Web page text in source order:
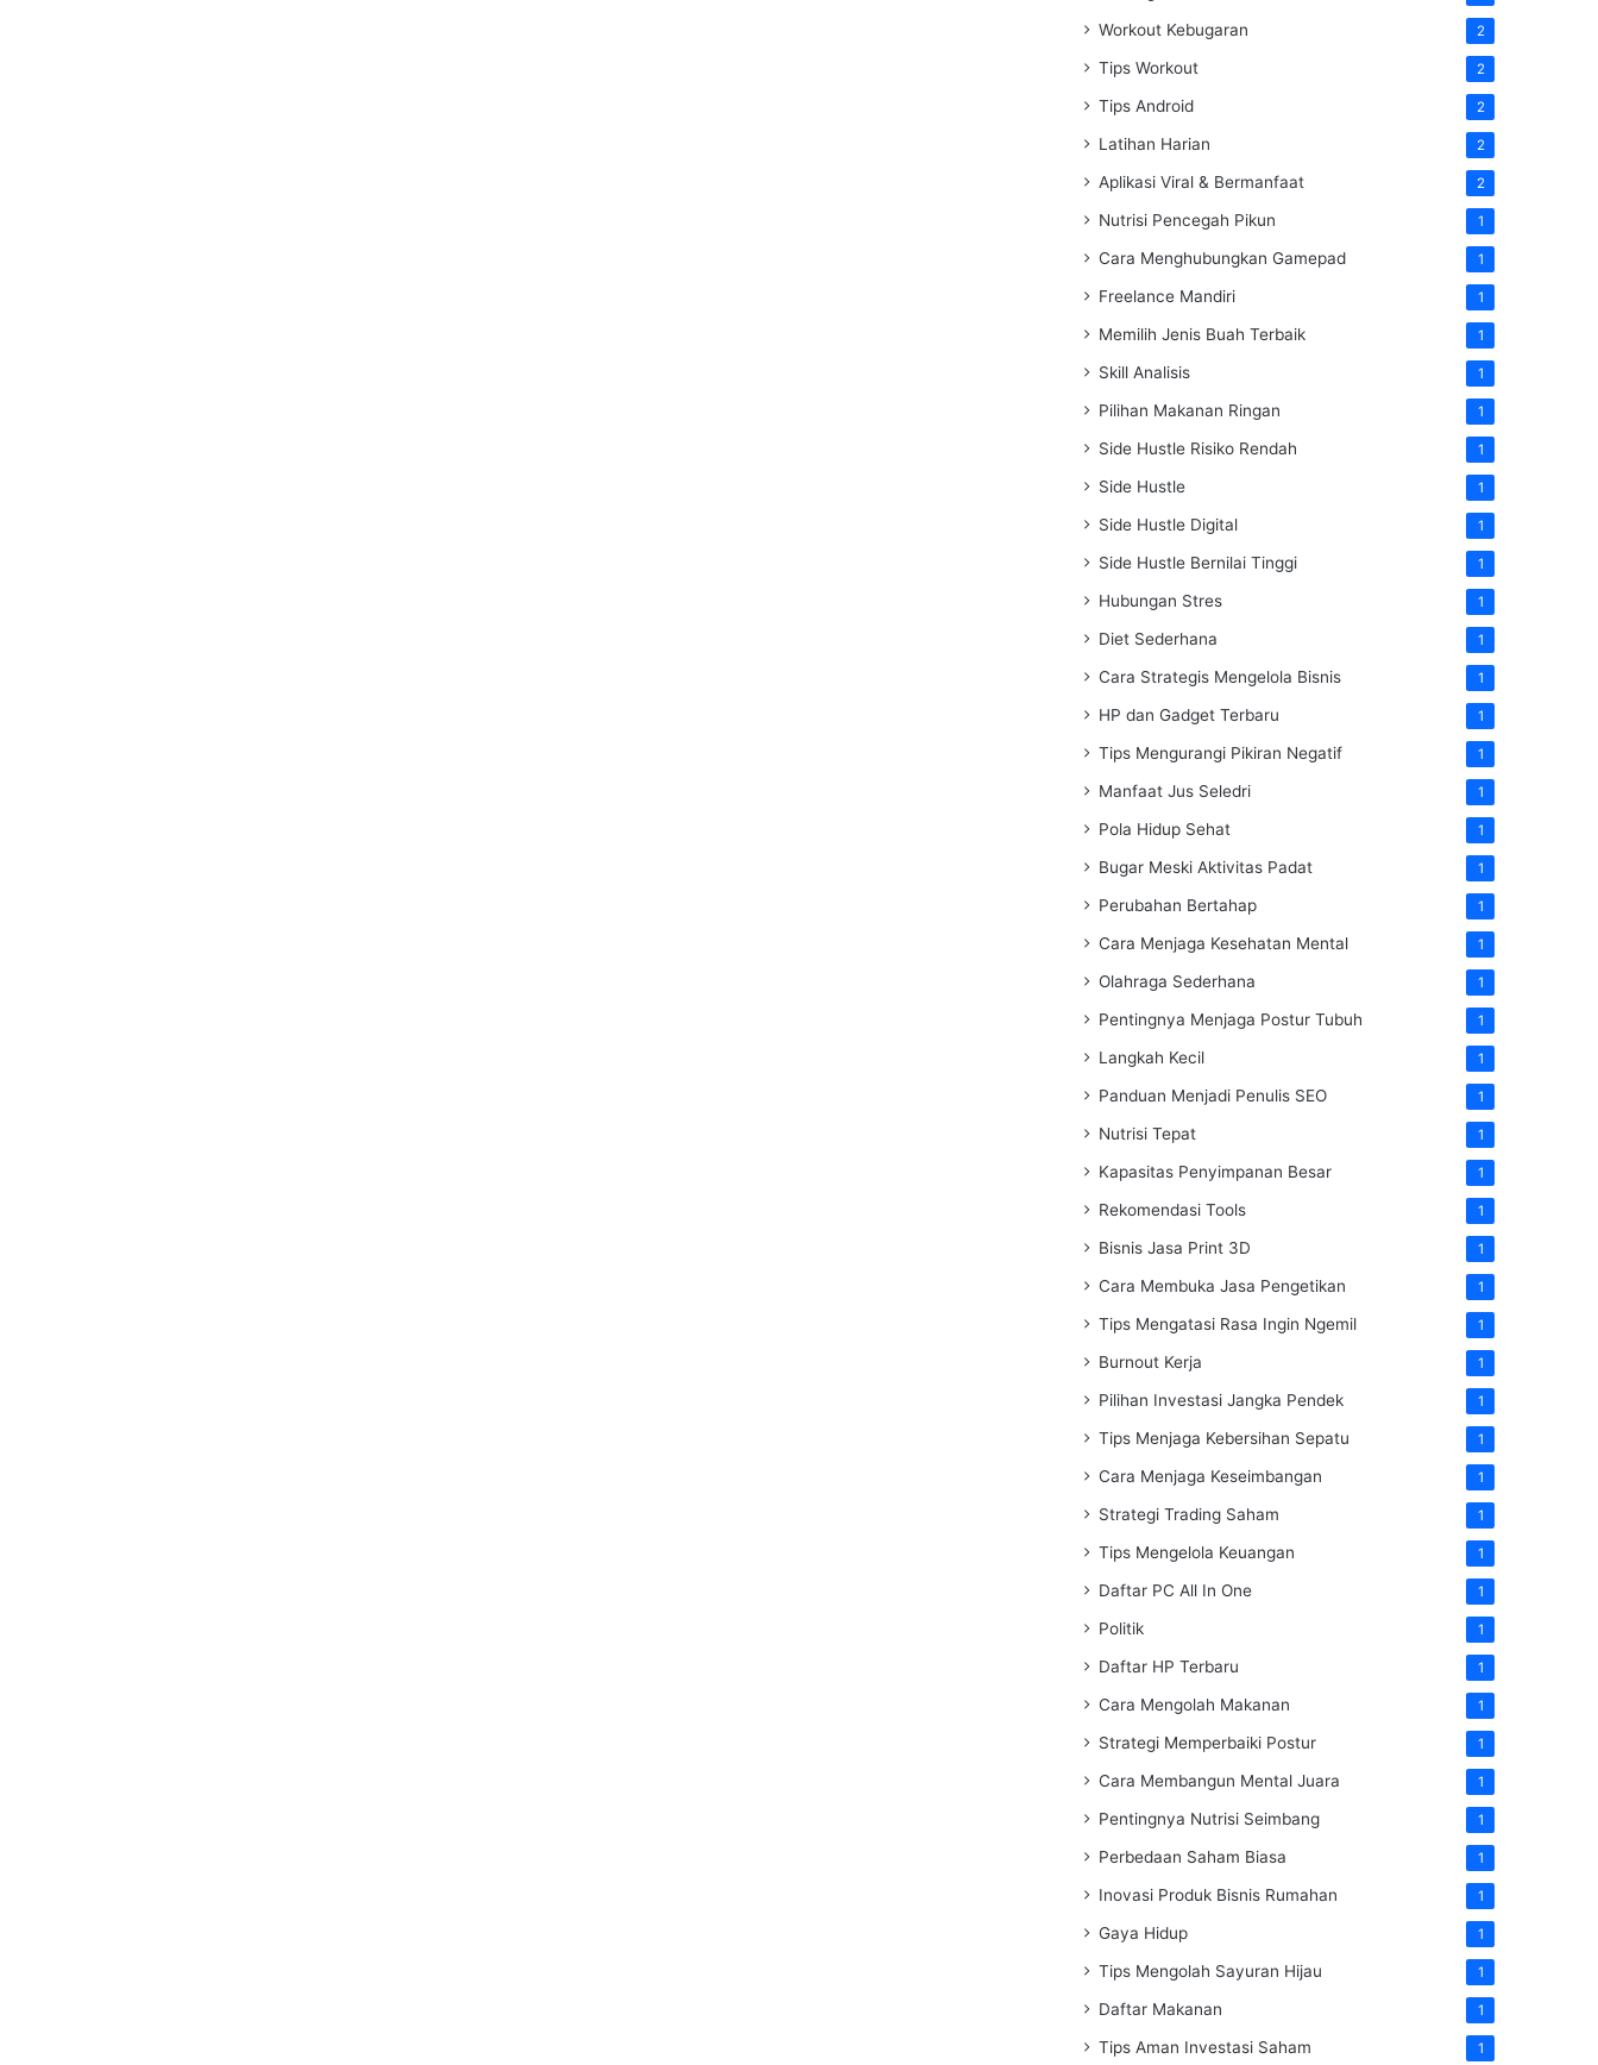
Workout Kebugaran 2
Tips Workout 2
Tips Android 2
Latihan Harian 2
Aplikasi Viral & Bermanfaat 2
Nutrisi Pencegah Pikun 1
Cara Menghubungkan Gamepad 1
Freelance Mandiri 1
Memilih Jenis Buah Terbaik 1
Skill Analisis 1
Pilihan Makanan Ringan 1
Side Hustle Risiko Rendah 1
Side Hustle 1
Side Hustle Digital 1
Side Hustle Bernilai Tinggi 1
Hubungan Stres 1
Diet Sederhana 1
Cara Strategis Mengelola Bisnis 1
HP dan Gadget Terbaru 1
Tips Mengurangi Pikiran Negatif 1
Manfaat Jus Seledri 1
Pola Hidup Sehat 1
Bugar Meski Aktivitas Padat 1
Perubahan Bertahap 1
Cara Menjaga Kesehatan Mental 1
Olahraga Sederhana 1
Pentingnya Menjaga Postur Tubuh 1
Langkah Kecil 1
Panduan Menjadi Penulis SEO 1
Nutrisi Tepat 1
Kapasitas Penyimpanan Besar 1
Rekomendasi Tools 1
Bisnis Jasa Print 3D 1
Cara Membuka Jasa Pengetikan 1
Tips Mengatasi Rasa Ingin Ngemil 1
Burnout Kerja 1
Pilihan Investasi Jangka Pendek 1
Tips Menjaga Kebersihan Sepatu 1
Cara Menjaga Keseimbangan 1
Strategi Trading Saham 1
Tips Mengelola Keuangan 1
Daftar PC All In One 1
Politik 1
Daftar HP Terbaru 1
Cara Mengolah Makanan 1
Strategi Memperbaiki Postur 1
Cara Membangun Mental Juara 1
Pentingnya Nutrisi Seimbang 1
Perbedaan Saham Biasa 1
Inovasi Produk Bisnis Rumahan 1
Gaya Hidup 1
Tips Mengolah Sayuran Hijau 1
Daftar Makanan 1
Tips Aman Investasi Saham 1